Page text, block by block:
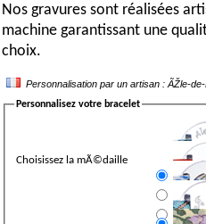
Nos gravures sont réalisées
machine garantissant une
choix.
Personnalisation par un artisan : ÃŽle-
Personnalisez votre bracelet
Choisissez la mÃ©daille